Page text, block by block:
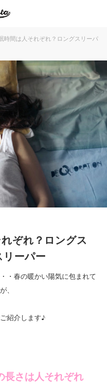
時間は人それぞれ？ロングスリーパ
ぞれ？ロングス
リーパー
・春の暖かい陽気に包まれて
、
紹介します♪
長さは人それぞれ